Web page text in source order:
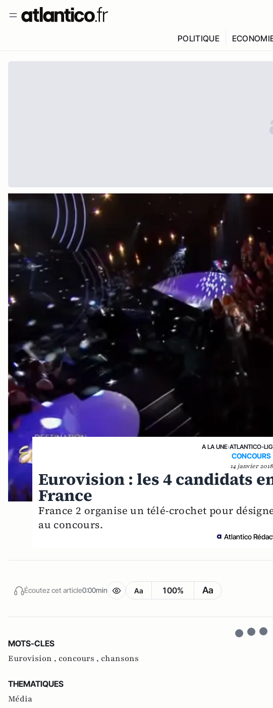
POLITIQUE
A LA UNE›ATLANTICO-
CONCOURS
14 janvier 2018
Eurovision : les 4 candidats
France
France 2 organise un télé-crochet pour
au concours.
Atlantico
Écoutez cet article0:00min Aa 100% Aa
MOTS-CLES
Eurovision , concours , chansons
THEMATIQUES
Média